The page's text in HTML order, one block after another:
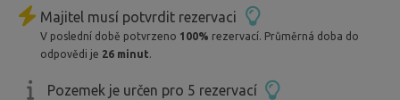
Majitel musí potvrdit rezervaci
V poslední době potvrzeno 100% rezervací. Průměrná doba do
odpovědi je 26 minut.
Pozemek je určen pro 5 rezervací